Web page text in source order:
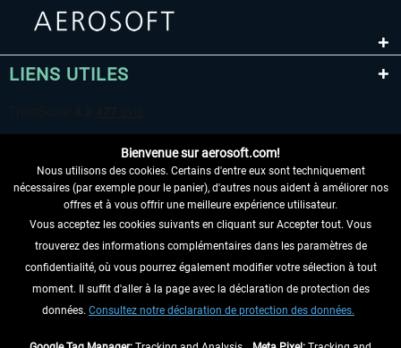
LIENS UTILES
RENONCER AU CONTRAT ICI
INFORMATIONS
NE MANQUEZ PAS LES DERNIÈRES
Bienvenue sur aerosoft.com!
Nous utilisons des cookies. Certains d'entre eux sont techniquement
nécessaires (par exemple pour le panier), d'autres nous aident à améliorer nos
offres et à vous offrir une meilleure expérience utilisateur.
Vous acceptez les cookies suivants en cliquant sur Accepter tout. Vous
trouverez des informations complémentaires dans les paramètres de
confidentialité, où vous pourrez également modifier votre sélection à tout
moment. Il suffit d'aller à la page avec la déclaration de protection des
données. Consultez notre déclaration de protection des données.